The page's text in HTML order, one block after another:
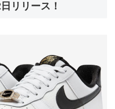
リリース！